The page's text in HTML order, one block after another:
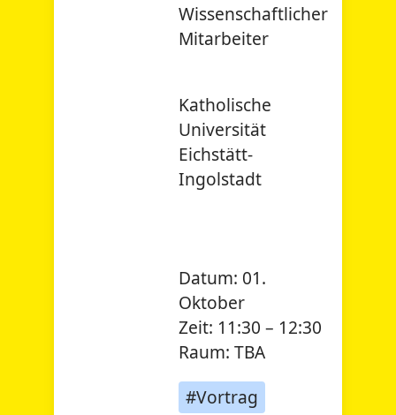
Wissenschaftlicher
Mitarbeiter
Katholische
Universität
Eichstätt-
Ingolstadt
Datum: 01.
Oktober
Zeit: 11:30 – 12:30
Raum: TBA
#Vortrag